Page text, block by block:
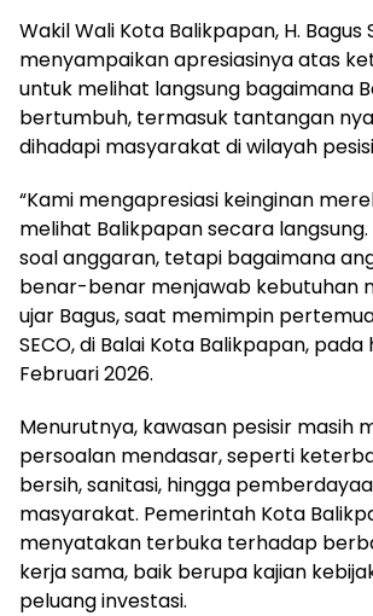
Wakil Wali Kota Balikpapan, H. Bagus
menyampaikan apresiasinya atas
untuk melihat langsung bagaimana
bertumbuh, termasuk tantangan
dihadapi masyarakat di wilayah
“Kami mengapresiasi keinginan
melihat Balikpapan secara
soal anggaran, tetapi bagaimana
benar-benar menjawab kebutuhan
ujar Bagus, saat memimpin
SECO, di Balai Kota Balikpapan, pada
Februari 2026.
Menurutnya, kawasan pesisir masih
persoalan mendasar, seperti
bersih, sanitasi, hingga
masyarakat. Pemerintah Kota
menyatakan terbuka terhadap
kerja sama, baik berupa kajian
peluang investasi.